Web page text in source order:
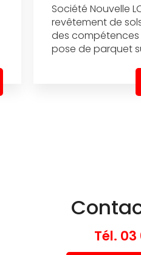
Société Nouvelle
revêtement de
des compétences
pose de parquet
Tél. 03